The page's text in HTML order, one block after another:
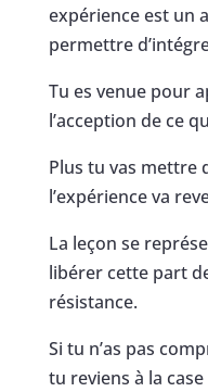
expérience est un
permettre
Tu es venue pour
l’acception de ce
Plus tu vas mettre
l’expérience va
La leçon se
libérer cette part
résistance.
Si tu n’as pas
tu reviens à la